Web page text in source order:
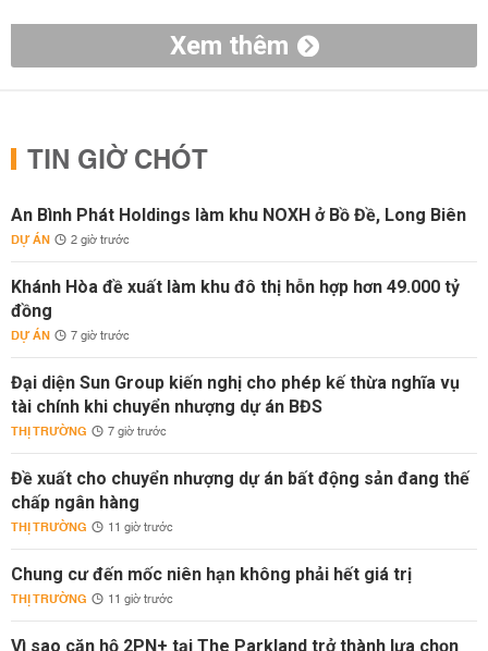
Xem thêm
TIN GIỜ CHÓT
An Bình Phát Holdings làm khu NOXH ở Bồ Đề, Long Biên
DỰ ÁN 2 giờ trước
Khánh Hòa đề xuất làm khu đô thị hỗn hợp hơn 49.000 tỷ
đồng
DỰ ÁN 7 giờ trước
Đại diện Sun Group kiến nghị cho phép kế thừa nghĩa vụ
tài chính khi chuyển nhượng dự án BĐS
THỊ TRƯỜNG 7 giờ trước
Đề xuất cho chuyển nhượng dự án bất động sản đang thế
chấp ngân hàng
THỊ TRƯỜNG 11 giờ trước
Chung cư đến mốc niên hạn không phải hết giá trị
THỊ TRƯỜNG 11 giờ trước
Vì sao căn hộ 2PN+ tại The Parkland trở thành lựa chọn